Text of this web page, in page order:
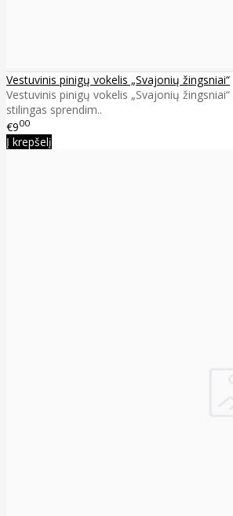
Vestuvinis pinigų vokelis „Svajonių žingsniai“
Vestuvinis pinigų vokelis „Svajonių
stilingas sprendim..
€900
Į krepšelį